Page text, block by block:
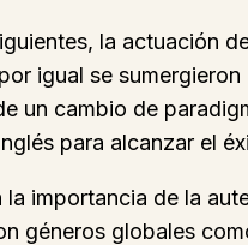
la actuación
igual se
un cambio de
para alcanzar el
importancia de la
géneros globales